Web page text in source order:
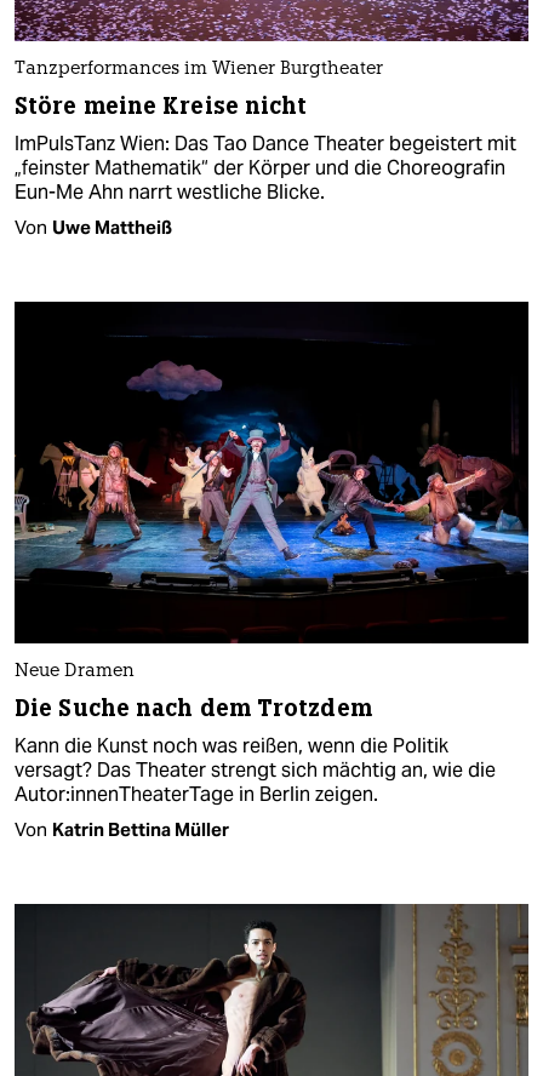
Tanzperformances im Wiener Burgtheater
Störe meine Kreise nicht
ImPulsTanz Wien: Das Tao Dance Theater begeistert mit
„feinster Mathematik“ der Körper und die Choreografin
Eun-Me Ahn narrt westliche Blicke.
Von Uwe Mattheiß
Neue Dramen
Die Suche nach dem Trotzdem
Kann die Kunst noch was reißen, wenn die Politik
versagt? Das Theater strengt sich mächtig an, wie die
Au­to­r:in­nen­Thea­ter­Ta­ge in Berlin zeigen.
Von Katrin Bettina Müller